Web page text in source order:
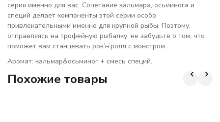
серия именно для вас. Сочетание кальмара, осьминога и
специй делает компоненты этой серии особо
привлекательными именно для крупной рыбы. Поэтому,
отправляясь на трофейную рыбалку, не забудьте о том, что
поможет вам станцевать рок’н’ролл с монстром.
Аромат: кальмар&осьминог + смесь специй.
Похожие товары